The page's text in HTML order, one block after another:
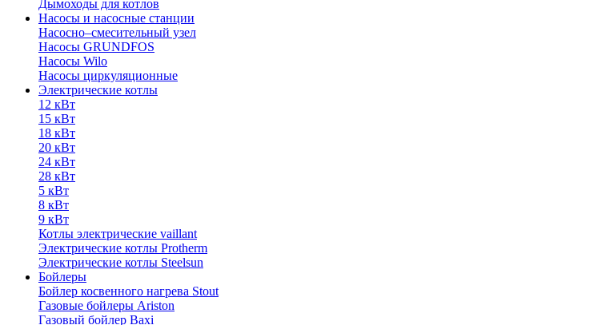
Дымоходы для котлов
Насосы и насосные станции
Насосно–смесительный узел
Насосы GRUNDFOS
Насосы Wilo
Насосы циркуляционные
Электрические котлы
12 кВт
15 кВт
18 кВт
20 кВт
24 кВт
28 кВт
5 кВт
8 кВт
9 кВт
Котлы электрические vaillant
Электрические котлы Protherm
Электрические котлы Steelsun
Бойлеры
Бойлер косвенного нагрева Stout
Газовые бойлеры Ariston
Газовый бойлер Baxi